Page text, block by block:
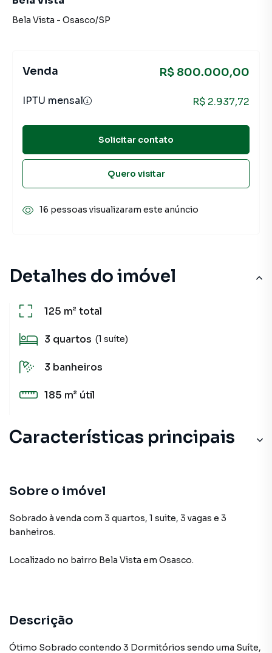
Detalhes do imóvel
125 m²total
3 quartos (1 suíte)
3 banheiros
185 m² útil
Características principais
Sobre o imóvel
Sobrado à venda com 3 quartos, 1 suite, 3 vagas e 3
banheiros.
Localizado no bairro Bela Vista em Osasco.
Descrição
Ótimo Sobrado contendo 3 Dormitórios sendo uma Suíte,
Bela Vista - Osasco/SP
Venda R$ 800.000,00
IPTU mensal R$ 2.937,72
Solicitar contato
Quero visitar
16 pessoas visualizaram este anúncio